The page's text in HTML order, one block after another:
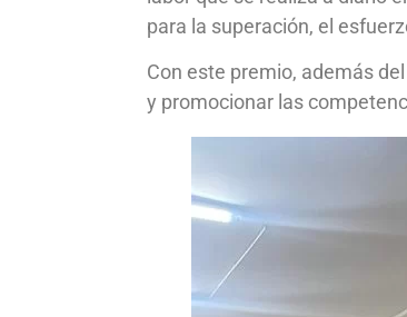
para la superación, el
Con este premio, además
y promocionar las